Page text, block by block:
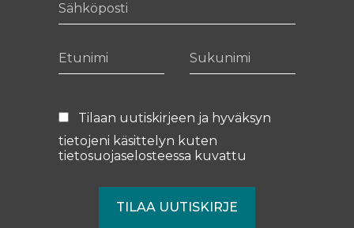
Tilaan uutiskirjeen ja hyväksyn
tietojeni käsittelyn kuten
tietosuojaselosteessa kuvattu